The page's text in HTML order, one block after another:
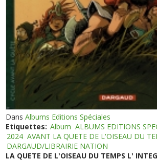
DansAlbums Editions Spéciales
Etiquettes: Album ALBUMS EDITIONS
2024 AVANT LA QUETE DE L'OISEAU DU
DARGAUD/LIBRAIRIE NATION
LA QUETE DE L'OISEAU DU TEMPS L'